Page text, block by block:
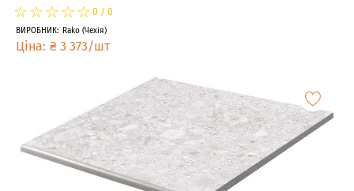
☆
★☆
★☆
★☆
★☆
★ 0 / 0
ВИРОБНИК: Rako (Чехія)
Ціна: ₴ 3 373/шт